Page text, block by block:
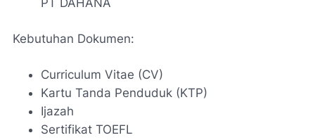
PT DAHANA
Kebutuhan Dokumen:
Curriculum Vitae (CV)
Kartu Tanda Penduduk (KTP)
Ijazah
Sertifikat TOEFL